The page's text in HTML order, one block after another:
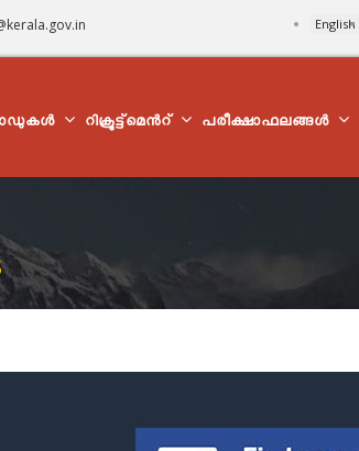
English
റിക്രൂട്ട്മെന്‍റ് പരീക്ഷാഫലങ്ങൾ